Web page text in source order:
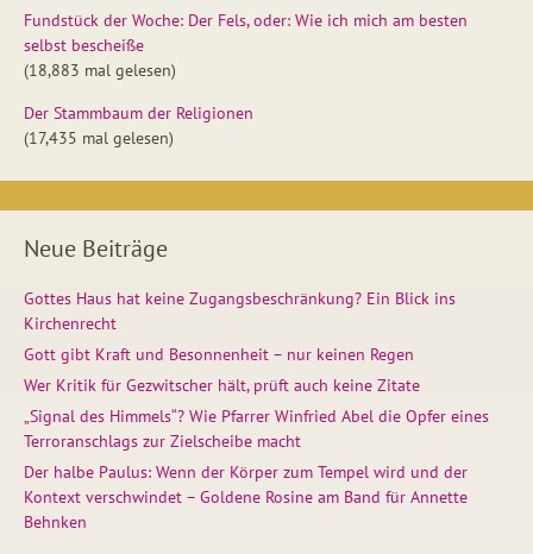
Fundstück der Woche: Der Fels, oder: Wie ich mich am besten
selbst bescheiße
(18,883 mal gelesen)
Der Stammbaum der Religionen
(17,435 mal gelesen)
Neue Beiträge
Gottes Haus hat keine Zugangsbeschränkung? Ein Blick ins
Kirchenrecht
Gott gibt Kraft und Besonnenheit – nur keinen Regen
Wer Kritik für Gezwitscher hält, prüft auch keine Zitate
„Signal des Himmels“? Wie Pfarrer Winfried Abel die Opfer eines
Terroranschlags zur Zielscheibe macht
Der halbe Paulus: Wenn der Körper zum Tempel wird und der
Kontext verschwindet – Goldene Rosine am Band für Annette
Behnken